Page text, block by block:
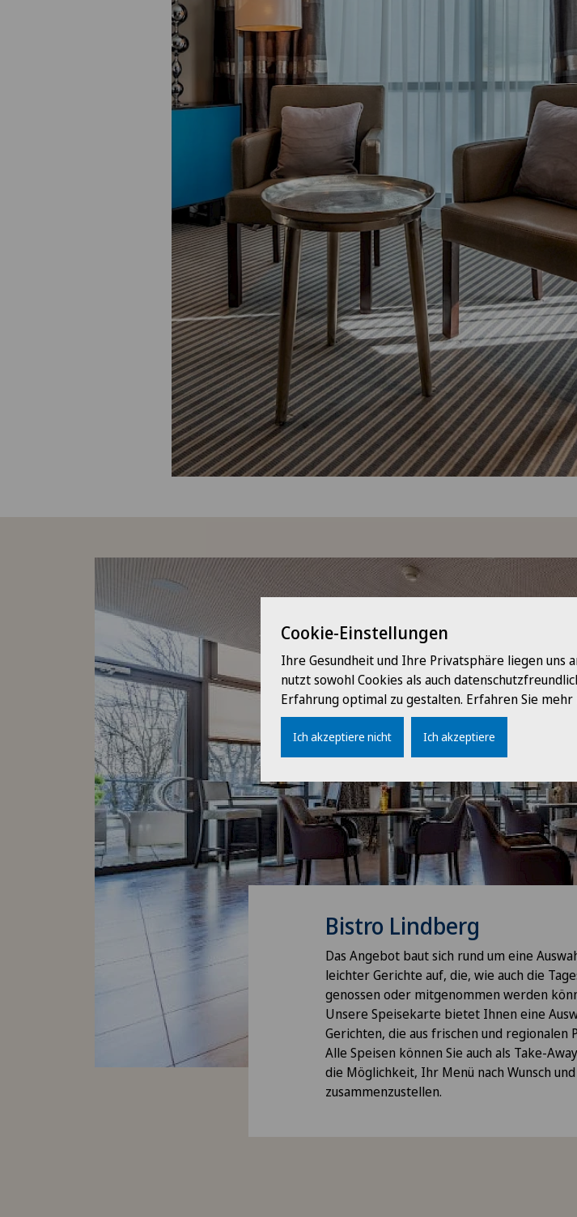
Bistro Lindberg
Das Angebot baut sich rund um eine
leichter Gerichte auf, die, wie auch die
genossen oder mitgenommen werden
Unsere Speisekarte bietet Ihnen eine
Gerichten, die aus frischen und
Alle Speisen können Sie auch als Take-
die Möglichkeit, Ihr Menü nach Wunsch
zusammenzustellen.
Cookie-Einstellungen
Ihre Gesundheit und Ihre Privatsphäre liegen uns
nutzt sowohl Cookies als auch
Erfahrung optimal zu gestalten. Erfahren Sie
Ich akzeptiere nicht Ich akzeptiere